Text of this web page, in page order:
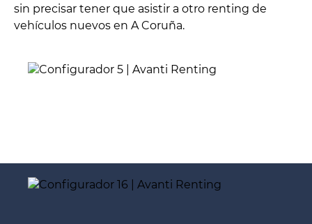
sin precisar tener que asistir a otro renting de
vehículos nuevos en A Coruña.